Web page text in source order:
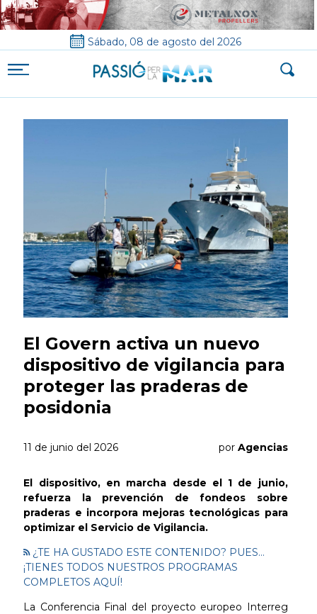
Sábado, 08 de agosto del 2026
El Govern activa un nuevo
dispositivo de vigilancia para
proteger las praderas de
posidonia
11 de junio del 2026 por Agencias
El dispositivo, en marcha desde el 1 de junio,
refuerza la prevención de fondeos sobre
praderas e incorpora mejoras tecnológicas para
optimizar el Servicio de Vigilancia.
¿TE HA GUSTADO ESTE CONTENIDO? PUES...
¡TIENES TODOS NUESTROS PROGRAMAS
COMPLETOS AQUÍ!
La Conferencia Final del proyecto europeo Interreg